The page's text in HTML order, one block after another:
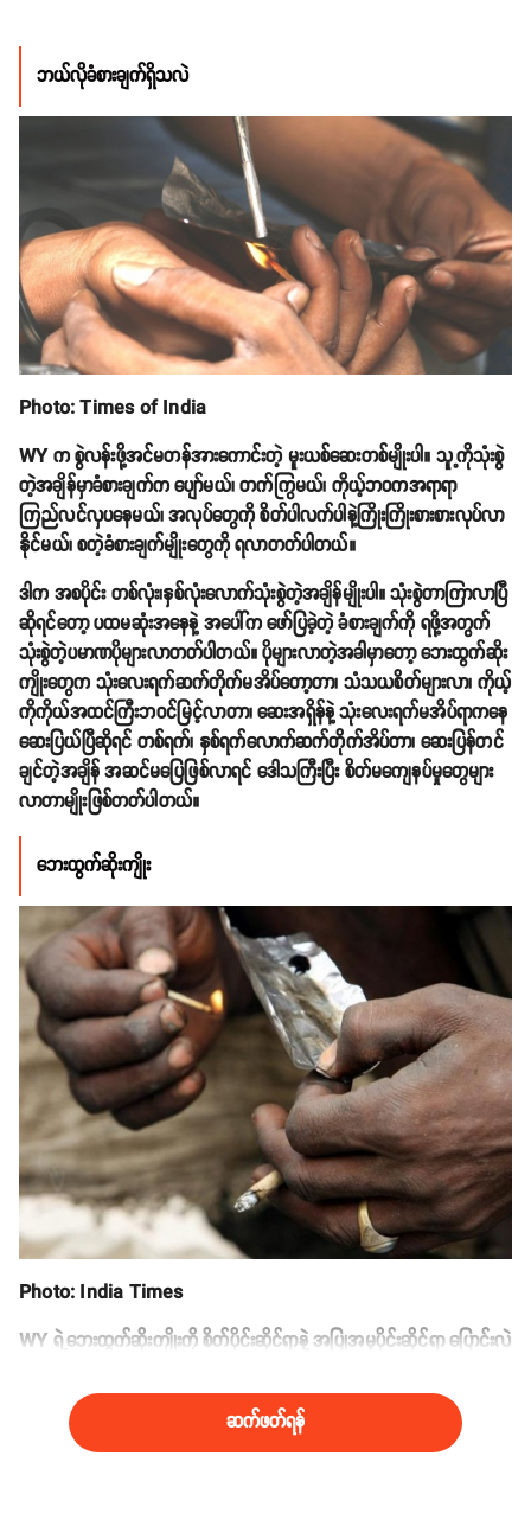
ဘယ်လိုခံစားချက်ရှိသလဲ
Photo: Times of India
WY က စွဲလန်းဖို့အင်မတန်အားကောင်းတဲ့ မူးယစ်ဆေးတစ်မျိုးပါ။ သူ့ကိုသုံးစွဲ
တဲ့အချိန်မှာခံစားချက်က ပျော်မယ်၊ တက်ကြွမယ်၊ ကိုယ့်ဘဝကအရာရာ
ကြည်လင်လှပနေမယ်၊ အလုပ်တွေကို စိတ်ပါလက်ပါနဲ့ကြိုးကြိုးစားစားလုပ်လာ
နိုင်မယ်၊ စတဲ့ခံစားချက်မျိုးတွေကို ရလာတတ်ပါတယ်။
ဒါက အစပိုင်း တစ်လုံး၊နှစ်လုံးလောက်သုံးစွဲတဲ့အချိန်မျိုးပါ။ သုံးစွဲတာကြာလာပြီ
ဆိုရင်တော့ ပထမဆုံးအနေနဲ့ အပေါ်က ဖော်ပြခဲ့တဲ့ ခံစားချက်ကို ရဖို့အတွက်
သုံးစွဲတဲ့ပမာဏပိုများလာတတ်ပါတယ်။ ပိုများလာတဲ့အခါမှာတော့ ဘေးထွက်ဆိုး
ကျိုးတွေက သုံးလေးရက်ဆက်တိုက်မအိပ်တော့တာ၊ သံသယစိတ်များလာ၊ ကိုယ့်
ကိုကိုယ်အထင်ကြီးဘဝင်မြင့်လာတာ၊ ဆေးအရှိန်နဲ့ သုံးလေးရက်မအိပ်ရာကနေ
ဆေးပြယ်ပြီဆိုရင် တစ်ရက်၊ နှစ်ရက်လောက်ဆက်တိုက်အိပ်တာ၊ ဆေးပြန်တင်
ချင်တဲ့အချိန် အဆင်မပြေဖြစ်လာရင် ဒေါသကြီးပြီး စိတ်မကျေနပ်မှုတွေများ
လာတာမျိုးဖြစ်တတ်ပါတယ်။
ဘေးထွက်ဆိုးကျိုး
Photo: India Times
WY ရဲ့ဘေးထွက်ဆိုးကျိုးကို စိတ်ပိုင်းဆိုင်ရာနဲ့ အပြုအမူပိုင်းဆိုင်ရာ ပြောင်းလဲ
ဆက်ဖတ်ရန်